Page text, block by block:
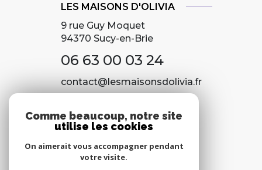
LES MAISONS D'OLIVIA
9 rue Guy Moquet
94370 Sucy-en-Brie
06 63 00 03 24
contact@lesmaisonsdolivia.fr
NOS RÉSEAUX
Nous suivre
Comme beaucoup, notre site
utilise les cookies
On aimerait vous accompagner pendant
votre visite.